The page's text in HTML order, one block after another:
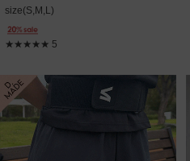
size(S,M,L)
★★★★★ 5